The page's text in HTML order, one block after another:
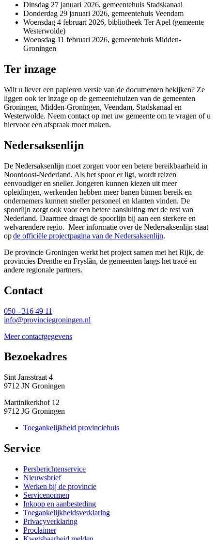
Dinsdag 27 januari 2026, gemeentehuis Stadskanaal
Donderdag 29 januari 2026, gemeentehuis Veendam
Woensdag 4 februari 2026, bibliotheek Ter Apel (gemeente
Westerwolde)
Woensdag 11 februari 2026, gemeentehuis Midden-
Groningen
Ter inzage
Wilt u liever een papieren versie van de documenten bekijken? Ze
liggen ook ter inzage op de gemeentehuizen van de gemeenten
Groningen, Midden-Groningen, Veendam, Stadskanaal en
Westerwolde. Neem contact op met uw gemeente om te vragen of u
hiervoor een afspraak moet maken.
Nedersaksenlijn
De Nedersaksenlijn moet zorgen voor een betere bereikbaarheid in
Noordoost-Nederland. Als het spoor er ligt, wordt reizen
eenvoudiger en sneller. Jongeren kunnen kiezen uit meer
opleidingen, werkenden hebben meer banen binnen bereik en
ondernemers kunnen sneller personeel en klanten vinden. De
spoorlijn zorgt ook voor een betere aansluiting met de rest van
Nederland. Daarmee draagt de spoorlijn bij aan een sterkere en
welvarendere regio. Meer informatie over de Nedersaksenlijn staat
opde officiële projectpagina van de Nedersaksenlijn.
De provincie Groningen werkt het project samen met het Rijk, de
provincies Drenthe en Fryslân, de gemeenten langs het tracé en
andere regionale partners.
Contact
050 - 316 49 11
info@provinciegroningen.nl
Meer contactgegevens
Bezoekadres
Sint Jansstraat 4
9712 JN Groningen
Martinikerkhof 12
9712 JG Groningen
Toegankelijkheid provinciehuis
Service
Persberichtenservice
Nieuwsbrief
Werken bij de provincie
Servicenormen
Inkoop en aanbesteding
Toegankelijkheidsverklaring
Privacyverklaring
Proclaimer